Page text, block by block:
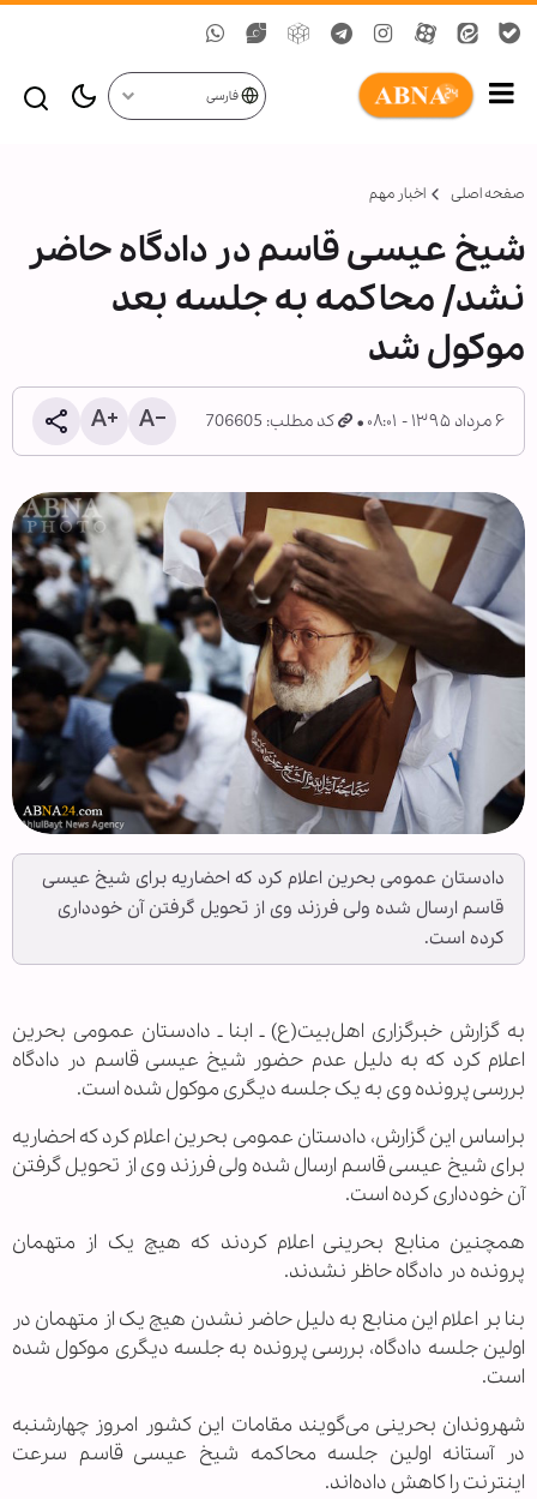
فارسی
صفحه اصلی اخبار مهم
شیخ عیسی قاسم در دادگاه حاضر
نشد/ محاکمه به جلسه بعد
موکول شد
۶ مرداد ۱۳۹۵ - ۰۸:۰۱ کد مطلب: 706605
دادستان عمومی بحرین اعلام کرد که احضاریه برای شیخ عیسی
قاسم ارسال شده ولی فرزند وی از تحویل گرفتن آن خود‌داری
کرده است.
به گزارش خبرگزاری اهل‌بیت(ع) ـ ابنا ـ دادستان عمومی بحرین
اعلام کرد که به دلیل عدم حضور شیخ عیسی قاسم در دادگاه
بررسی پرونده وی به یک جلسه دیگری موکول شده است.
براساس این گزارش، دادستان عمومی بحرین اعلام کرد که احضاریه
برای شیخ عیسی قاسم ارسال شده ولی فرزند وی از تحویل گرفتن
آن خود‌داری کرده است.
همچنین منابع بحرینی اعلام کردند که هیچ یک از متهمان
پرونده در دادگاه حاظر نشدند.
بنا بر اعلام این منابع به دلیل حاضر نشدن هیچ یک از متهمان در
اولین جلسه دادگاه، بررسی پرونده به جلسه دیگری موکول شده
است.
شهروندان بحرینی می‌گویند مقامات این کشور امروز چهارشنبه
در آستانه اولین جلسه محاکمه شیخ عیسی قاسم سرعت
اینترنت را کاهش داده‌اند.